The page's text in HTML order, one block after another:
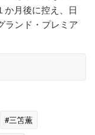
か月後に控え、日
ランド・プレミア
#三笘薫